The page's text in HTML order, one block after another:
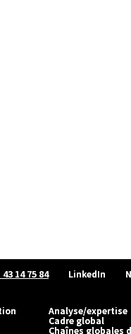
14 75 84 LinkedIn
Analyse/expertise
Cadre global
Chaînes globales